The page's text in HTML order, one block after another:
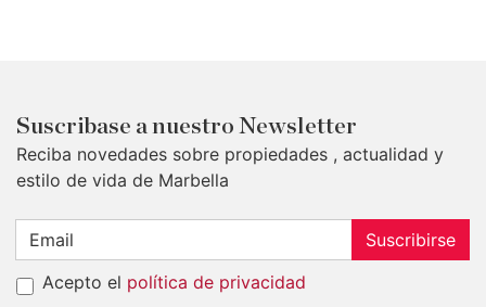
Suscribase a nuestro Newsletter
Reciba novedades sobre propiedades , actualidad y
estilo de vida de Marbella
Suscribirse
Acepto el política de privacidad